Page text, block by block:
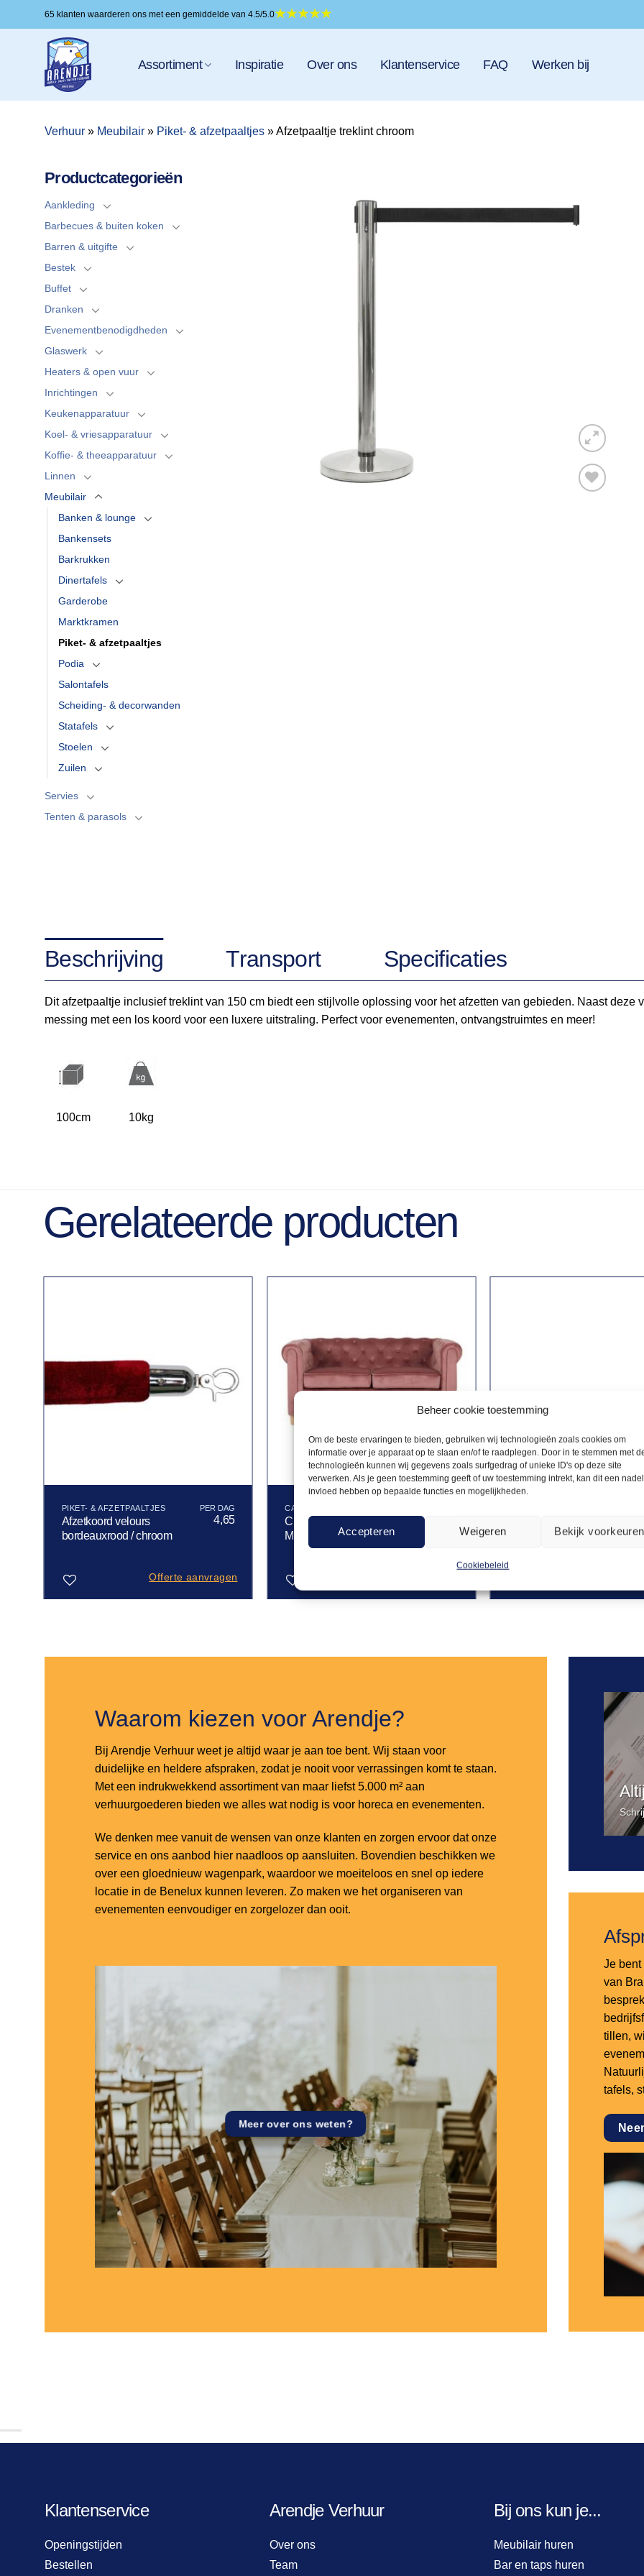
Beheer cookie toestemming
Om de beste ervaringen te bieden, gebruiken wij technologieën zoals cookies om
informatie over je apparaat op te slaan en/of te raadplegen. Door in te stemmen met
technologieën kunnen wij gegevens zoals surfgedrag of unieke ID's op deze site
verwerken. Als je geen toestemming geeft of uw toestemming intrekt, kan dit een
invloed hebben op bepaalde functies en mogelijkheden.
Accepteren Weigeren Bekijk voorkeuren
Cookiebeleid
naar
65 klanten waarderen ons met een gemiddelde van 4.5/5.0
Assortiment Inspiratie Over ons Klantenservice FAQ Werken bij
Verhuur » Meubilair » Piket- & afzetpaaltjes »Afzetpaaltje treklint chroom
Productcategorieën
Aankleding
Barbecues & buiten koken
Barren & uitgifte
Bestek
Buffet
Dranken
Evenementbenodigdheden
Glaswerk
Heaters & open vuur
Inrichtingen
Keukenapparatuur
Koel- & vriesapparatuur
Koffie- & theeapparatuur
Linnen
Meubilair
Banken & lounge
Bankensets
Barkrukken
Dinertafels
Garderobe
Marktkramen
Piket- & afzetpaaltjes
Podia
Salontafels
Scheiding- & decorwanden
Statafels
Stoelen
Zuilen
Servies
Tenten & parasols
Beschrijving Transport Specificaties
Dit afzetpaaltje inclusief treklint van 150 cm biedt een stijlvolle oplossing voor het afzetten van gebieden. Naast deze
messing met een los koord voor een luxere uitstraling. Perfect voor evenementen, ontvangstruimtes en meer!
100cm 10kg
Gerelateerde producten
PIKET- & AFZETPAALTJES
Afzetkoord velours
bordeauxrood / chroom
4,65
Offerte aanvragen
CAFÉ INRICHTING
Chesterfield 2-zitsbank
Malibu roze
130,50
Offerte
Waarom kiezen voor Arendje?
Bij Arendje Verhuur weet je altijd waar je aan toe bent. Wij staan voor
duidelijke en heldere afspraken, zodat je nooit voor verrassingen komt te staan.
Met een indrukwekkend assortiment van maar liefst 5.000 m² aan
verhuurgoederen bieden we alles wat nodig is voor horeca en evenementen.
We denken mee vanuit de wensen van onze klanten en zorgen ervoor dat onze
service en ons aanbod hier naadloos op aansluiten. Bovendien beschikken we
over een gloednieuw wagenpark, waardoor we moeiteloos en snel op iedere
locatie in de Benelux kunnen leveren. Zo maken we het organiseren van
evenementen eenvoudiger en zorgelozer dan ooit.
Meer over ons weten?
Je
van
tillen,
tafels,
Klantenservice
Openingstijden
Bestellen
Arendje Verhuur
Over ons
Team
Bij ons kun je...
Meubilair huren
Bar en taps huren